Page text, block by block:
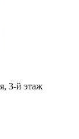
3-й этаж